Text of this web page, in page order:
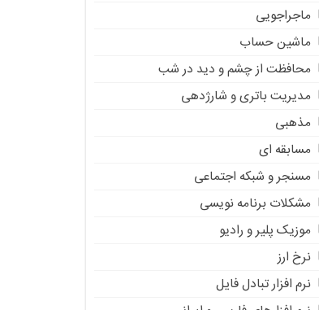
ماجراجویی
ماشین حساب
محافظت از چشم و دید در شب
مدیریت باتری و شارژدهی
مذهبی
مسابقه ای
مسنجر و شبکه اجتماعی
مشکلات برنامه نویسی
موزیک پلیر و رادیو
نرخ ارز
ﻧﺮﻡ ﺍﻓﺰﺍﺭ ﺗﺒﺎﺩﻝ ﻓﺎﻳﻞ